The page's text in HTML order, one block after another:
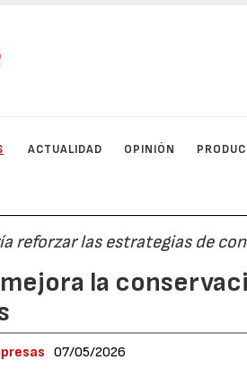
ACTUALIDAD OPINIÓN
reforzar las estrategias de
la
07/05/2026